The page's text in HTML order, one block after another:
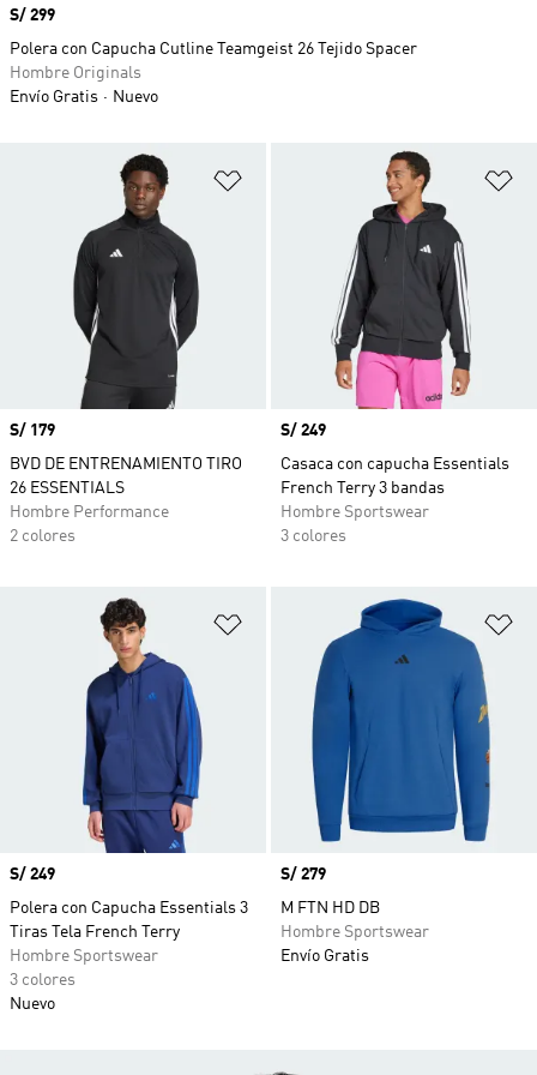
Añadir a la lista de deseos
Precio
S/ 179
BVD DE ENTRENAMIENTO TIRO
26 ESSENTIALS
Hombre Performance
2 colores
Precio
S/ 249
Casaca con capucha Essentials
French Terry 3 bandas
Hombre Sportswear
3 colores
Añadir a la lista de deseos
Precio
S/ 249
Polera con Capucha Essentials 3
Tiras Tela French Terry
Hombre Sportswear
3 colores
Nuevo
Precio
S/ 279
M FTN HD DB
Hombre Sportswear
Envío Gratis
Precio
S/ 299
Polera con Capucha Cutline Teamgeist 26 Tejido Spacer
Hombre Originals
Envío Gratis
Nuevo